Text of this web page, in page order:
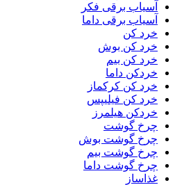
آسیاب برقی فکر
آسیاب برقی داما
خرد کن
خرد کن بوش
خرد کن بیم
خردکن داما
خرد کن کرکماز
خرد کن فیلیپس
خردکن هیلمرز
چرخ گوشت
چرخ گوشت بوش
چرخ گوشت بیم
چرخ گوشت داما
غذاساز